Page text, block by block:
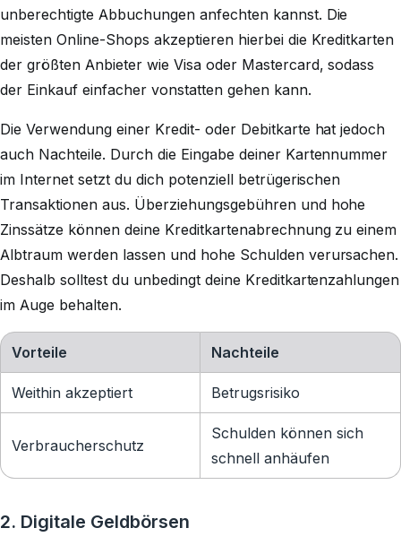
unberechtigte Abbuchungen anfechten kannst. Die
meisten Online-Shops akzeptieren hierbei die Kreditkarten
der größten Anbieter wie Visa oder Mastercard, sodass
der Einkauf einfacher vonstatten gehen kann.
Die Verwendung einer Kredit- oder Debitkarte hat jedoch
auch Nachteile. Durch die Eingabe deiner Kartennummer
im Internet setzt du dich potenziell betrügerischen
Transaktionen aus. Überziehungsgebühren und hohe
Zinssätze können deine Kreditkartenabrechnung zu einem
Albtraum werden lassen und hohe Schulden verursachen.
Deshalb solltest du unbedingt deine Kreditkartenzahlungen
im Auge behalten.
Vorteile Nachteile
Weithin akzeptiert Betrugsrisiko
Verbraucherschutz
Schulden können sich
schnell anhäufen
2. Digitale Geldbörsen